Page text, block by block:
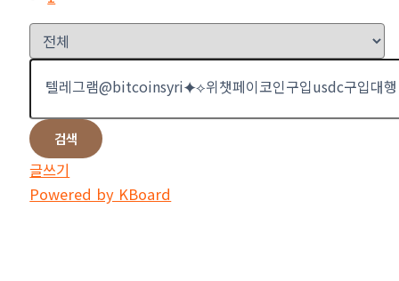
검색
글쓰기
Powered by KBoard